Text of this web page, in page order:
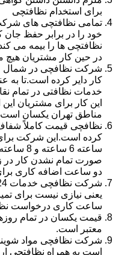
برای استخدام نظافتچی
تمامی نظافتچی های
خود را در برابر حفظ جان
نظافتچی ها را بیمه می
در حین کار مشتریان هیچ
شرکت نظافچی در شمال
کار دایر کرده است.تا به
خدمات نظافتی در تمام
این کار برای مشتریان
مناطق تهران یکسان
نظافچی قیمت کاملاً
ساعته 6
صورت تمام نشدن کار
دو ساعت اضافه کاری
یعنی نیازی نیست برای
ساعت کاری درخواست
قیمت یکسان در تمام
معتبر است.
شرکت نظافچی مواد
است به همراه نظافتچی